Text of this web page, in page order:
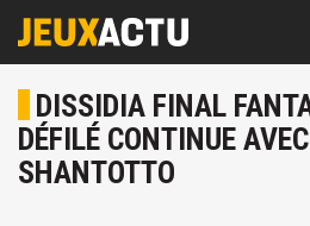
DISSIDIA FINAL
DÉFILÉ CONTINUE
SHANTOTTO